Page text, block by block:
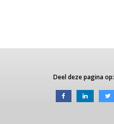
Deel deze pagina op: